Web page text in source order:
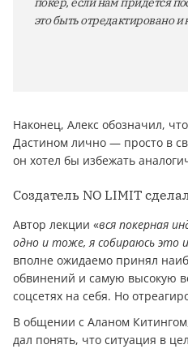
это быть отредактировано и
Наконец, Алекс обозначил,
Дастином лично — просто в
он хотел бы избежать
Создатель NO LIMIT
Автор лекции «вся покерная
одно и тоже, я собираюсь это
вполне ожидаемо принял
обвинений и самую высокую
соцсетях на себя. Но
В общении с Аланом
дал понять, что ситуация в